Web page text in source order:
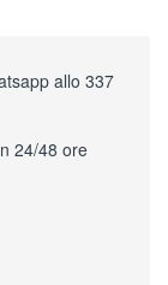
allo 337
24/48 ore